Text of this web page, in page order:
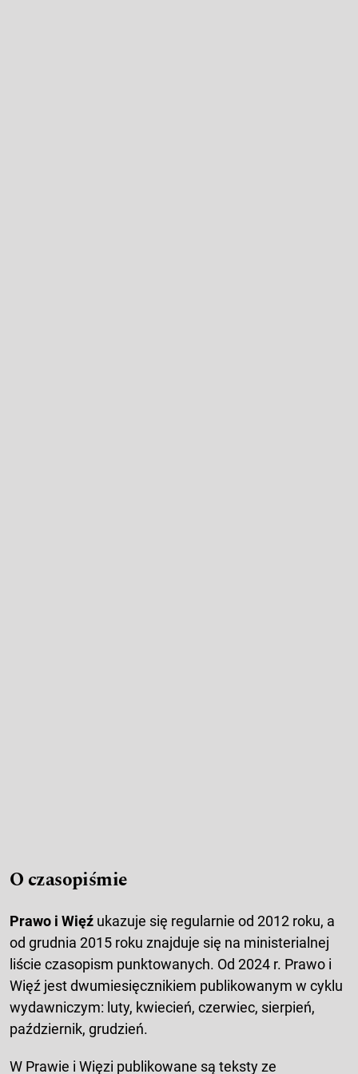
O czasopiśmie
Prawo i Więź ukazuje się regularnie od 2012 roku, a
od grudnia 2015 roku znajduje się na ministerialnej
liście czasopism punktowanych. Od 2024 r. Prawo i
Więź jest dwumiesięcznikiem publikowanym w cyklu
wydawniczym: luty, kwiecień, czerwiec, sierpień,
październik, grudzień.
W Prawie i Więzi publikowane są teksty ze